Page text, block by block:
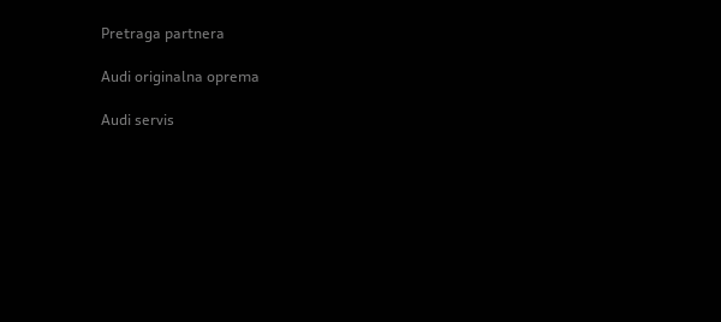
Pretraga partnera
Audi originalna oprema
Audi servis